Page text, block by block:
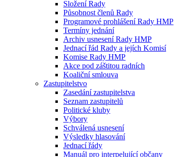
Složení Rady
Působnost členů Rady
Programové prohlášení Rady HMP
Termíny jednání
Archiv usnesení Rady HMP
Jednací řád Rady a jejích Komisí
Komise Rady HMP
Akce pod záštitou radních
Koaliční smlouva
Zastupitelstvo
Zasedání zastupitelstva
Seznam zastupitelů
Politické kluby
Výbory
Schválená usnesení
Výsledky hlasování
Jednací řády
Manuál pro interpelující občany